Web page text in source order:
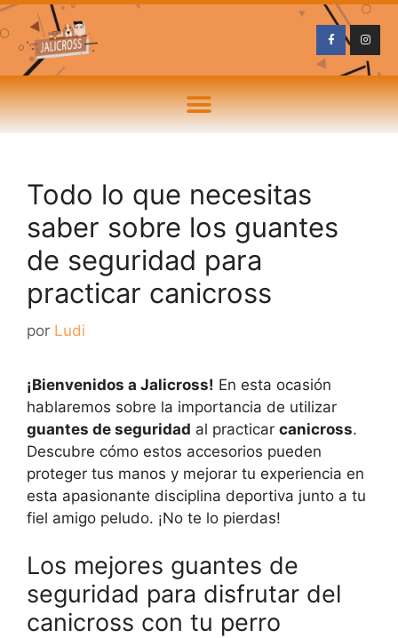
Todo lo que necesitas
saber sobre los guantes
de seguridad para
practicar canicross
por Ludi
¡Bienvenidos a Jalicross! En esta ocasión
hablaremos sobre la importancia de utilizar
guantes de seguridad al practicar canicross.
Descubre cómo estos accesorios pueden
proteger tus manos y mejorar tu experiencia en
esta apasionante disciplina deportiva junto a tu
fiel amigo peludo. ¡No te lo pierdas!
Los mejores guantes de
seguridad para disfrutar del
canicross con tu perro